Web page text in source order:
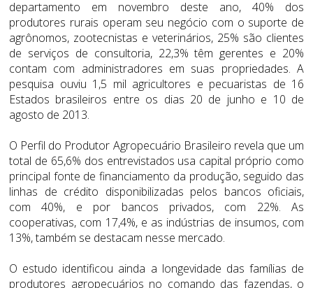
departamento em novembro deste ano, 40% dos
produtores rurais operam seu negócio com o suporte de
agrônomos, zootecnistas e veterinários, 25% são clientes
de serviços de consultoria, 22,3% têm gerentes e 20%
contam com administradores em suas propriedades. A
pesquisa ouviu 1,5 mil agricultores e pecuaristas de 16
Estados brasileiros entre os dias 20 de junho e 10 de
agosto de 2013.
O Perfil do Produtor Agropecuário Brasileiro revela que um
total de 65,6% dos entrevistados usa capital próprio como
principal fonte de financiamento da produção, seguido das
linhas de crédito disponibilizadas pelos bancos oficiais,
com 40%, e por bancos privados, com 22%. As
cooperativas, com 17,4%, e as indústrias de insumos, com
13%, também se destacam nesse mercado.
O estudo identificou ainda a longevidade das famílias de
produtores agropecuários no comando das fazendas, o